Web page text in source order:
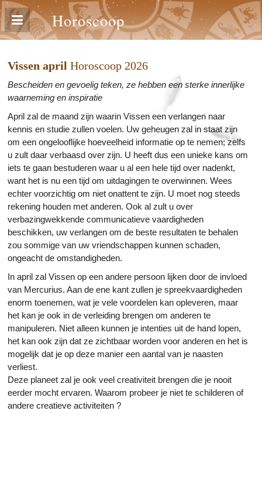
Horoscoop
Vissen april Horoscoop 2026
Bescheiden en gevoelig teken, ze hebben een sterke innerlijke
waarneming en inspiratie
April zal de maand zijn waarin Vissen een verlangen naar
kennis en studie zullen voelen. Uw geheugen zal in staat zijn
om een ongelooflijke hoeveelheid informatie op te nemen; zelfs
u zult daar verbaasd over zijn. U heeft dus een unieke kans om
iets te gaan bestuderen waar u al een hele tijd over nadenkt,
want het is nu een tijd om uitdagingen te overwinnen. Wees
echter voorzichtig om niet onattent te zijn. U moet nog steeds
rekening houden met anderen. Ook al zult u over
verbazingwekkende communicatieve vaardigheden
beschikken, uw verlangen om de beste resultaten te behalen
zou sommige van uw vriendschappen kunnen schaden,
ongeacht de omstandigheden.
In april zal Vissen op een andere persoon lijken door de invloed
van Mercurius. Aan de ene kant zullen je spreekvaardigheden
enorm toenemen, wat je vele voordelen kan opleveren, maar
het kan je ook in de verleiding brengen om anderen te
manipuleren. Niet alleen kunnen je intenties uit de hand lopen,
het kan ook zijn dat ze zichtbaar worden voor anderen en het is
mogelijk dat je op deze manier een aantal van je naasten
verliest.
Deze planeet zal je ook veel creativiteit brengen die je nooit
eerder mocht ervaren. Waarom probeer je niet te schilderen of
andere creatieve activiteiten ?